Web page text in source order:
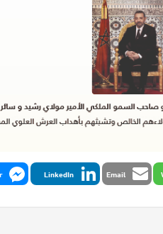
Email
LinkedIn